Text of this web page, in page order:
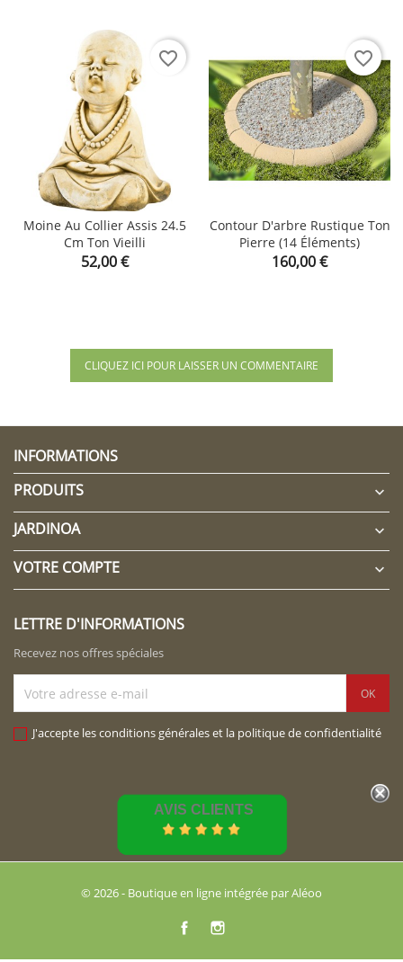
Moine Au Collier Assis 24.5
Cm Ton Vieilli
Prix
52,00 €
favorite_border
Contour D'arbre Rustique Ton
Pierre (14 Éléments)
Prix
160,00 €
favorite_border
CLIQUEZ ICI POUR LAISSER UN COMMENTAIRE
INFORMATIONS
PRODUITS

JARDINOA 
VOTRE COMPTE 
LETTRE D'INFORMATIONS
Recevez nos offres spéciales
J'accepte les conditions générales et la politique de confidentialité
AVIS CLIENTS
© 2026 - Boutique en ligne intégrée par Aléoo
Facebook